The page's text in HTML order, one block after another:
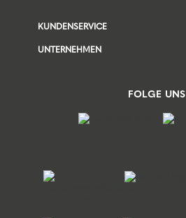
KUNDENSERVICE
UNTERNEHMEN
FOLGE UNS